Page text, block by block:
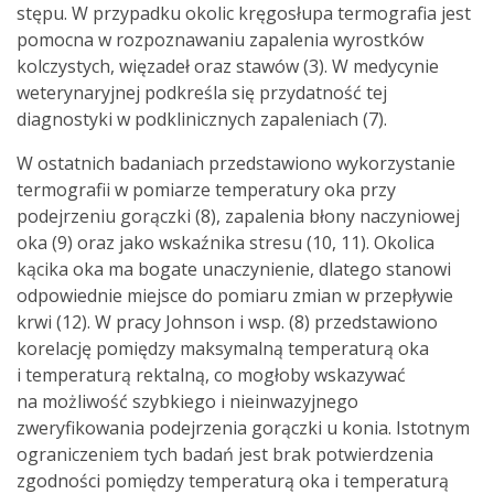
stępu. W przypadku okolic kręgosłupa termografia jest
pomocna w rozpoznawaniu zapalenia wyrostków
kolczystych, więzadeł oraz stawów (3). W medycynie
weterynaryjnej podkreśla się przydatność tej
diagnostyki w podklinicznych zapaleniach (7).
W ostatnich badaniach przedstawiono wykorzystanie
termografii w pomiarze temperatury oka przy
podejrzeniu gorączki (8), zapalenia błony naczyniowej
oka (9) oraz jako wskaźnika stresu (10, 11). Okolica
kącika oka ma bogate unaczynienie, dlatego stanowi
odpowiednie miejsce do pomiaru zmian w przepływie
krwi (12). W pracy Johnson i wsp. (8) przedstawiono
korelację pomiędzy maksymalną temperaturą oka
i temperaturą rektalną, co mogłoby wskazywać
na możliwość szybkiego i nieinwazyjnego
zweryfikowania podejrzenia gorączki u konia. Istotnym
ograniczeniem tych badań jest brak potwierdzenia
zgodności pomiędzy temperaturą oka i temperaturą